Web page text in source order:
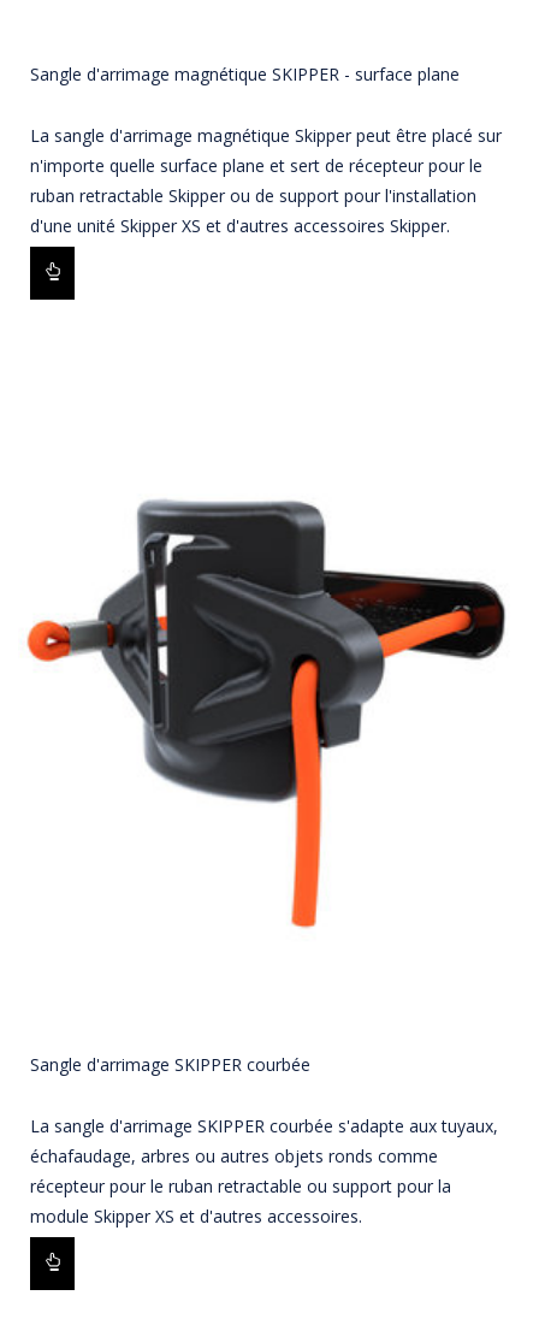
Sangle d'arrimage magnétique SKIPPER - surface plane
La sangle d'arrimage magnétique Skipper peut être placé sur
n'importe quelle surface plane et sert de récepteur pour le
ruban retractable Skipper ou de support pour l'installation
d'une unité Skipper XS et d'autres accessoires Skipper.
Sangle d'arrimage SKIPPER courbée
La sangle d'arrimage SKIPPER courbée s'adapte aux tuyaux,
échafaudage, arbres ou autres objets ronds comme
récepteur pour le ruban retractable ou support pour la
module Skipper XS et d'autres accessoires.